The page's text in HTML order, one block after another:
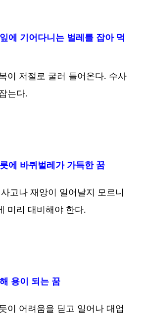
에 기어다니는 벌레를 잡아 먹
이 저절로 굴러 들어온다. 수사
는다.
에 바퀴벌레가 가득한 꿈
고나 재앙이 일어날지 모르니
미리 대비해야 한다.
용이 되는 꿈
이 어려움을 딛고 일어나 대업